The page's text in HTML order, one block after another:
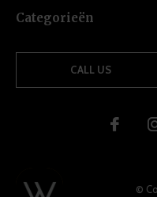
Categorieën
CALL US
©